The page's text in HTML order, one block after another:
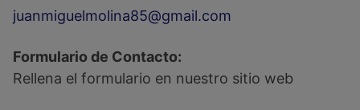
juanmiguelmolina85@gmail.com
Formulario de Contacto:
Rellena el formulario en nuestro sitio web